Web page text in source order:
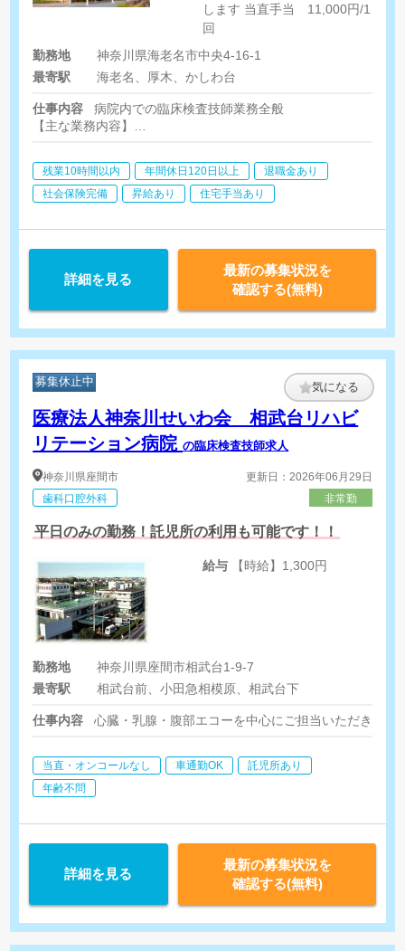
します 当直手当 11,000円/1
回
勤務地
神奈川県海老名市中央4-16-1
最寄駅
海老名、厚木、かしわ台
仕事内容
病院内での臨床検査技師業務全般
【主な業務内容】
残業10時間以内 年間休日120日以上
退職金あり
社会保険完備
昇給あり 住宅手当あり
詳細を見る
最新の募集状況を
確認する(無料)
募集休止中 気になる
医療法人神奈川せいわ会 相武台リハビ
リテーション病院の臨床検査技師求人
神奈川県座間市
歯科口腔外科
更新日：2026年06月29日
非常勤
平日のみの勤務！託児所の利用も可能です！！
給与 【時給】1,300円
勤務地
神奈川県座間市相武台1-9-7
最寄駅
相武台前、小田急相模原、相武台下
仕事内容 心臓・乳腺・腹部エコーを中心にご担当いただきます
当直・オンコールなし 車通勤OK
託児所あり
年齢不問
詳細を見る
最新の募集状況を
確認する(無料)